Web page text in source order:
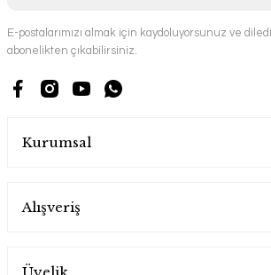
E-postalarımızı almak için kaydoluyorsunuz ve
abonelikten çıkabilirsiniz.
Kurumsal
Alışveriş